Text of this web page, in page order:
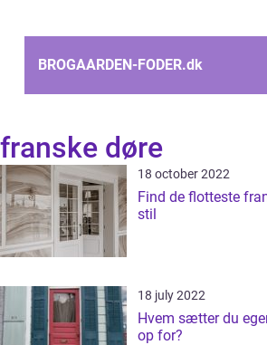
BROGAARDEN-FODER.dk
franske døre
18 october 2022
Find de flotteste
stil
18 july 2022
Hvem sætter du
op for?